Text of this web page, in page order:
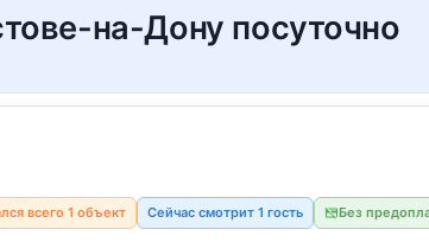
на-Дону посуточно
всего 1 объект Сейчас смотрит 1 гость Без